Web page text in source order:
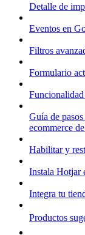
Detalle de
Eventos en
Filtros
Formulario
Guía de
ecommerce
Habilitar y
Instala Hotjar
Integra tu
Productos